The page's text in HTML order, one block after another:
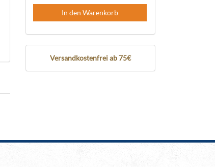
In den Warenkorb
Versandkostenfrei ab 75€